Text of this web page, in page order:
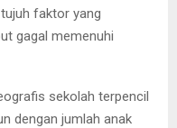
faktor yang
gagal memenuhi
sekolah terpencil
dengan jumlah anak